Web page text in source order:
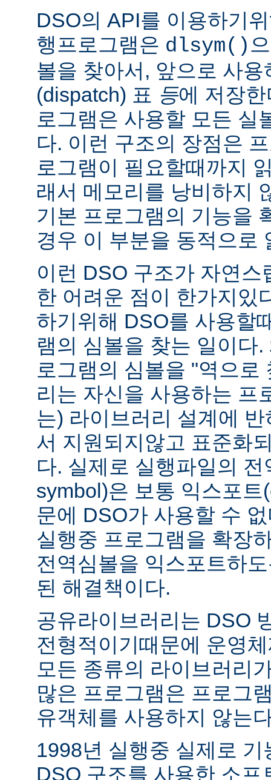
DSO의 API를 이용하기
행프로그램은 dlsym()
볼을 찾아서, 앞으로 사
(dispatch) 표 등에 저장
로그램은 사용할 모든 실
다. 이런 구조의 장점은
로그램이 필요할때까지
래서 메모리를 낭비하지
기본 프로그램의 기능을
경우 이 부분을 동적으로
이런 DSO 구조가 자연
한 어려운 점이 한가지있
하기위해 DSO를 사용할
램의 심볼을 찾는 일이다
로그램의 심볼을 "역으로
리는 자신을 사용하는 프
는) 라이브러리 설계에
서 지원되지않고 표준화
다. 실제로 실행파일의
symbol)은 보통 익스포
문에 DSO가 사용할 수
실행중 프로그램을 확장
전역심볼을 익스포트하
된 해결책이다.
공유라이브러리는 DSO
전형적이기때문에 운영
모든 종류의 라이브러리
많은 프로그램은 프로그
유객체를 사용하지 않는
1998년 실행중 실제로
DSO 구조를 사용한 소